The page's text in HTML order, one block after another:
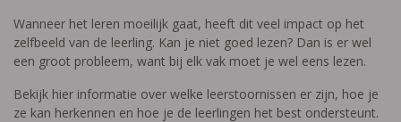
Wanneer het leren moeilijk gaat, heeft dit veel impact op het
zelfbeeld van de leerling. Kan je niet goed lezen? Dan is er wel
een groot probleem, want bij elk vak moet je wel eens lezen.
Bekijk hier informatie over welke leerstoornissen er zijn, hoe je
ze kan herkennen en hoe je de leerlingen het best ondersteunt.